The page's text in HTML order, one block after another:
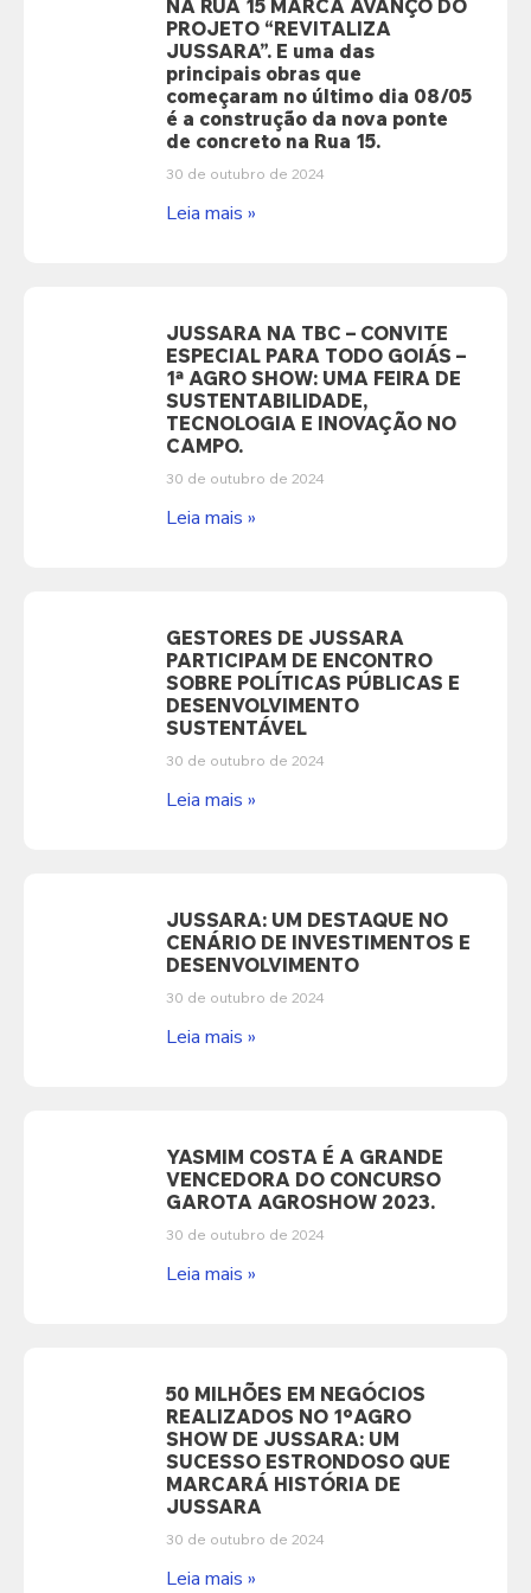
NA RUA 15 MARCA AVANÇO DO
PROJETO “REVITALIZA
JUSSARA”. E uma das
principais obras que
começaram no último dia 08/05
é a construção da nova ponte
de concreto na Rua 15.
30 de outubro de 2024
Leia mais »
JUSSARA NA TBC – CONVITE
ESPECIAL PARA TODO GOIÁS –
1ª AGRO SHOW: UMA FEIRA DE
SUSTENTABILIDADE,
TECNOLOGIA E INOVAÇÃO NO
CAMPO.
30 de outubro de 2024
Leia mais »
GESTORES DE JUSSARA
PARTICIPAM DE ENCONTRO
SOBRE POLÍTICAS PÚBLICAS E
DESENVOLVIMENTO
SUSTENTÁVEL
30 de outubro de 2024
Leia mais »
JUSSARA: UM DESTAQUE NO
CENÁRIO DE INVESTIMENTOS E
DESENVOLVIMENTO
30 de outubro de 2024
Leia mais »
YASMIM COSTA É A GRANDE
VENCEDORA DO CONCURSO
GAROTA AGROSHOW 2023.
30 de outubro de 2024
Leia mais »
50 MILHÕES EM NEGÓCIOS
REALIZADOS NO 1ºAGRO
SHOW DE JUSSARA: UM
SUCESSO ESTRONDOSO QUE
MARCARÁ HISTÓRIA DE
JUSSARA
30 de outubro de 2024
Leia mais »